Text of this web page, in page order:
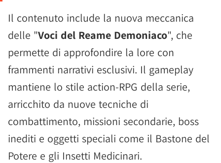
Il contenuto include la nuova meccanica
delle "Voci del Reame Demoniaco", che
permette di approfondire la lore con
frammenti narrativi esclusivi. Il gameplay
mantiene lo stile action-RPG della serie,
arricchito da nuove tecniche di
combattimento, missioni secondarie, boss
inediti e oggetti speciali come il Bastone del
Potere e gli Insetti Medicinari.